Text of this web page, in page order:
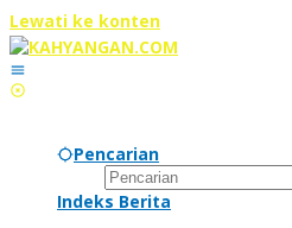
Lewati ke konten
Pencarian
Indeks Berita